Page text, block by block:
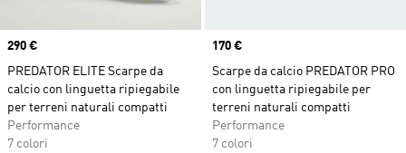
Price
290 €
PREDATOR ELITE Scarpe da
calcio con linguetta ripiegabile
per terreni naturali compatti
Performance
7 colori
Price
170 €
Scarpe da calcio PREDATOR PRO
con linguetta ripiegabile per
terreni naturali compatti
Performance
7 colori